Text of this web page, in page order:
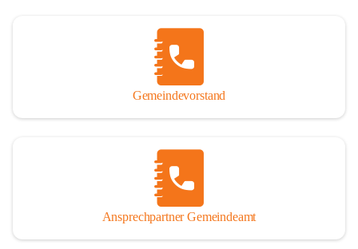
Gemeindevorstand
Ansprechpartner Gemeindeamt